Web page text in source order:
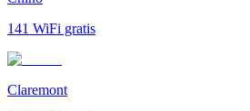
141 WiFi gratis
Claremont